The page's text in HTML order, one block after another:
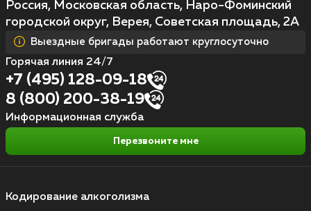
Кодирование алкоголизма
Россия, Московская область, Наро-Фоминский
городской округ, Верея, Советская площадь, 2А
Выездные бригады работают круглосуточно
Горячая линия 24/7
+7 (495) 128-09-18
8 (800) 200-38-19
Информационная служба
Перезвоните мне